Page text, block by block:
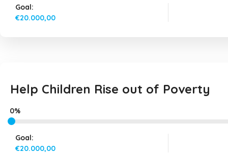
Goal:
€20.000,00
Help Children Rise out of Poverty
0%
Goal:
€20.000,00